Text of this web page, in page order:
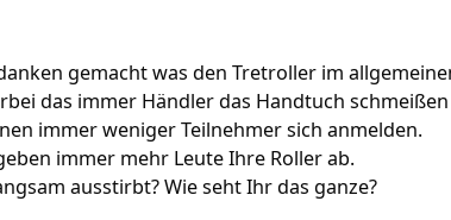
gemacht was den Tretroller im
das immer Händler das Handtuch
immer weniger Teilnehmer sich anmelden.
immer mehr Leute Ihre Roller ab.
ausstirbt? Wie seht Ihr das ganze?